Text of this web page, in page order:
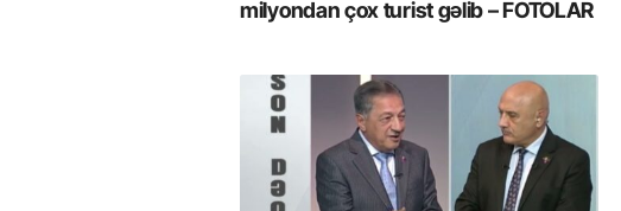
milyondan çox turist gəlib – FOTOLAR